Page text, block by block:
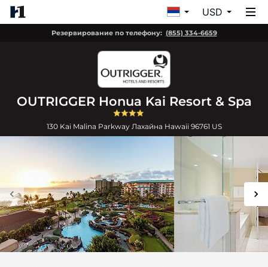
USD
Резервирование по телефону: (855) 334-6659
OUTRIGGER Honua Kai Resort & Spa
130 Kai Malina Parkway Лахайна Hawaii 96761 US